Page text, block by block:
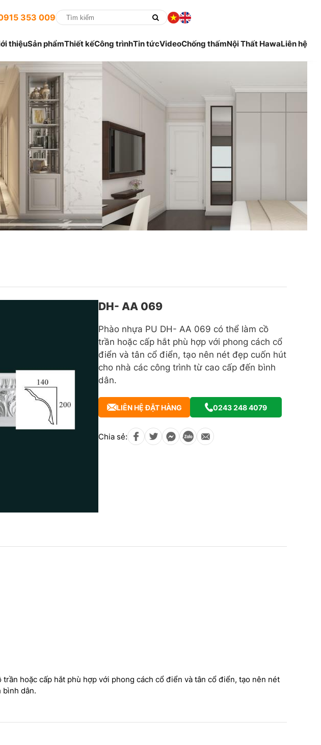
353 009
thiệuSản phẩmThiết kếCông trìnhTin tứcVideoChống thấmNội Thất HawaLiên hệ
DH- AA 069
Phào nhựa PU DH- AA 069 có thể làm cồ
trần hoặc cấp hắt phù hợp với phong cách cổ
điển và tân cổ điển, tạo nên nét đẹp cuốn hút
cho nhà các công trình từ cao cấp đến bình
dân.
LIÊN HỆ ĐẶT HÀNG 0243 248 4079
Chia sẻ:
trần hoặc cấp hắt phù hợp với phong cách cổ điển và tân cổ điển, tạo nên nét
bình dân.
THẠCH CAO -
TRÍ TRẦN DO
HAWA
CHỈ HOA VĂN THẠCH CAO DO
CÔNG TY DỊCH HỒNG HAWA
THẤT PHÁP
Công trình thi công phào chỉ
thạch cao dát vàng kết hợp đèn